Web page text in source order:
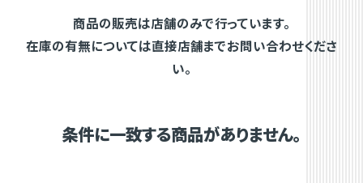
商品の販売は店舗のみで行っています。
在庫の有無については直接店舗までお問い合わせくださ
い。
条件に一致する商品がありません。